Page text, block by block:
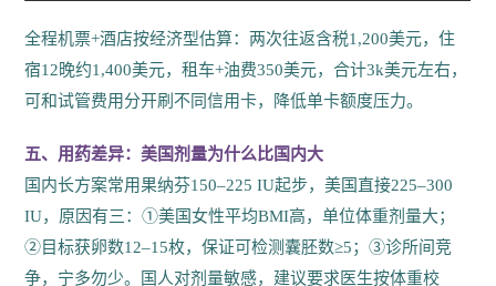
全程机票+酒店按经济型估算：两次往返含税1,200美元，住
宿12晚约1,400美元，租车+油费350美元，合计3k美元左右，
可和试管费用分开刷不同信用卡，降低单卡额度压力。
五、用药差异：美国剂量为什么比国内大
国内长方案常用果纳芬150–225 IU起步，美国直接225–300
IU，原因有三：①美国女性平均BMI高，单位体重剂量大；
②目标获卵数12–15枚，保证可检测囊胚数≥5；③诊所间竞
争，宁多勿少。国人对剂量敏感，建议要求医生按体重校